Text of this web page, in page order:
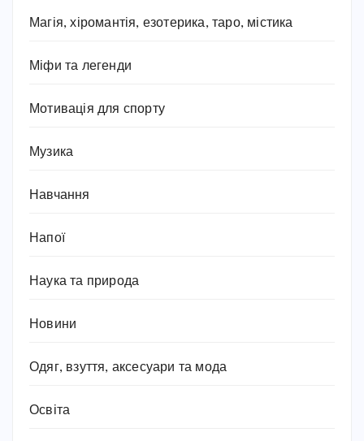
Магія, хіромантія, езотерика, таро, містика
Міфи та легенди
Мотивація для спорту
Музика
Навчання
Напої
Наука та природа
Новини
Одяг, взуття, аксесуари та мода
Освіта